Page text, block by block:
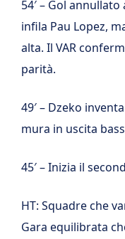
54′ – Gol annullato
infila Pau Lopez,
alta. Il VAR
parità.
49′ – Dzeko
mura in uscita
45′ – Inizia il
HT: Squadre che
Gara equilibrata